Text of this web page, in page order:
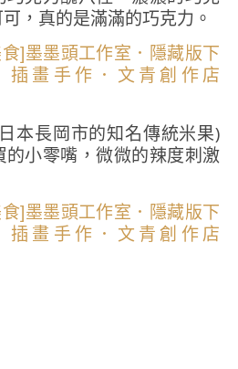
，真的是滿滿的巧克力。
本長岡市的知名傳統米果)
小零嘴，微微的辣度刺激